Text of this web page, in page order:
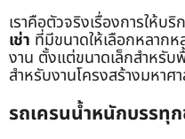
เราคือตัวจริงเรื่องการให้บริ
เช่า ที่มีขนาดให้เลือกหลาก
งาน ตั้งแต่ขนาดเล็กสำหรั
สำหรับงานโครงสร้างมหาศ
รถเครนน้ำหนักบรรทุ